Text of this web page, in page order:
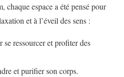
chaque espace a été pensé pour
et à l’éveil des sens :
ressourcer et profiter des
et purifier son corps.